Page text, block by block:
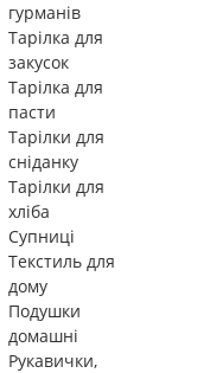
гурманів
Тарілка для
закусок
Тарілка для
пасти
Тарілки для
сніданку
Тарілки для
хліба
Супниці
Текстиль для
дому
Подушки
домашні
Рукавички,